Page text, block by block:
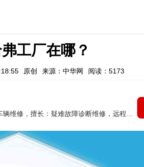
工厂在哪？
原创 来源：中华网 阅读：5173